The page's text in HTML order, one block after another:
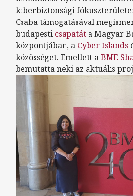
kiberbiztonsági
Csaba támogatásával
budapesti csapatát a Magyar
központjában, a Cyber Islands
közösséget. Emellett aBME
bemutatta neki az aktuális